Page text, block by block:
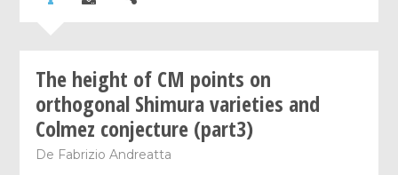
The height of CM points on
orthogonal Shimura varieties and
Colmez conjecture (part3)
De Fabrizio Andreatta